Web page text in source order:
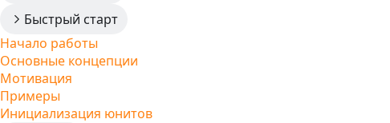
Быстрый старт
Начало работы
Основные концепции
Мотивация
Примеры
Инициализация юнитов